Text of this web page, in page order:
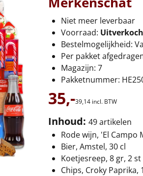
Niet meer leverbaar
Voorraad:
Bestelmogelijkheid:
Per pakket
Magazijn: 7
Pakketnummer:
35,-39,14 incl. BTW
Inhoud: 49 artikelen
Rode wijn, 'El Campo
Bier, Amstel, 30 cl
Koetjesreep, 8 gr, 2 st
Chips, Croky Paprika,